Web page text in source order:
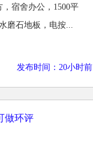
宿舍办公，1500平
磨石地板，电按...
发布时间：20小时前
做环评